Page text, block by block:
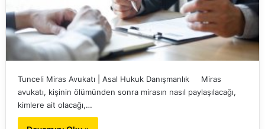
Tunceli Miras Avukatı | Asal Hukuk Danışmanlık Miras
avukatı, kişinin ölümünden sonra mirasın nasıl paylaşılacağı,
kimlere ait olacağı,…